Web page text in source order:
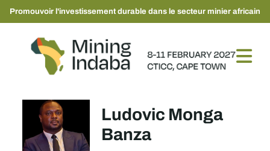
Promouvoir l'investissement durable dans le secteur minier africain
Ludovic Monga
Banza